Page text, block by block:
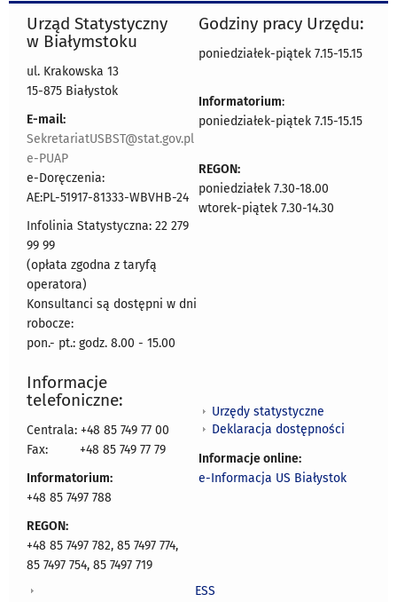
Urząd Statystyczny
w Białymstoku
ul. Krakowska 13
15-875 Białystok
E-mail:
SekretariatUSBST@stat.gov.pl
e-PUAP
e-Doręczenia:
AE:PL-51917-81333-WBVHB-24
Infolinia Statystyczna: 22 279
99 99
(opłata zgodna z taryfą
operatora)
Konsultanci są dostępni w dni
robocze:
pon.- pt.: godz. 8.00 - 15.00
Godziny pracy Urzędu:
poniedziałek-piątek 7.15-15.15
Informatorium:
poniedziałek-piątek 7.15-15.15
REGON:
poniedziałek 7.30-18.00
wtorek-piątek 7.30-14.30
Informacje
telefoniczne:
Centrala: +48 85 749 77 00
Fax:
+48 85 749 77 79
Informatorium:
+48 85 7497 788
REGON:
+48 85 7497 782, 85 7497 774,
85 7497 754, 85 7497 719
Urzędy statystyczne
Deklaracja dostępności
Informacje online:
e-Informacja US Białystok
ESS